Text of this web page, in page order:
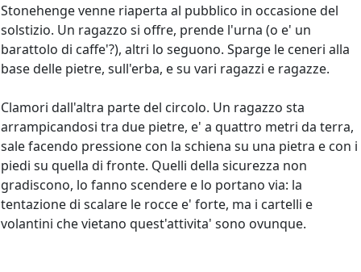
Stonehenge venne riaperta al pubblico in occasione del
solstizio. Un ragazzo si offre, prende l'urna (o e' un
barattolo di caffe'?), altri lo seguono. Sparge le ceneri alla
base delle pietre, sull'erba, e su vari ragazzi e ragazze.
Clamori dall'altra parte del circolo. Un ragazzo sta
arrampicandosi tra due pietre, e' a quattro metri da terra,
sale facendo pressione con la schiena su una pietra e con i
piedi su quella di fronte. Quelli della sicurezza non
gradiscono, lo fanno scendere e lo portano via: la
tentazione di scalare le rocce e' forte, ma i cartelli e
volantini che vietano quest'attivita' sono ovunque.